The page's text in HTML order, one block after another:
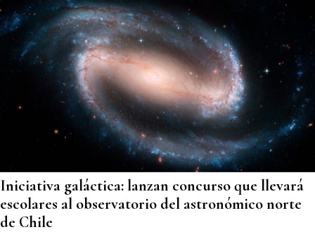
Iniciativa galáctica: lanzan concurso que llevará
escolares al observatorio del astronómico norte
de Chile